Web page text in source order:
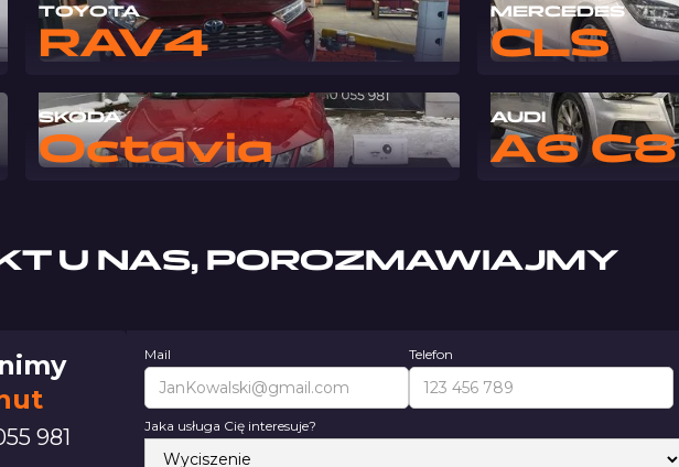
TOYOTA
RAV4
MERCEDES
CLS
SKODA
Octavia
AUDI
A6 C8
U NAS, POROZMAWIAJMY
981
Mail Telefon
Jaka usługa Cię interesuje?